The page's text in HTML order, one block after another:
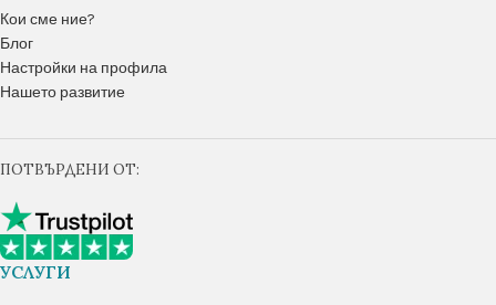
Кои сме ние?
Блог
Настройки на профила
Нашето развитие
ПОТВЪРДЕНИ ОТ:
УСЛУГИ